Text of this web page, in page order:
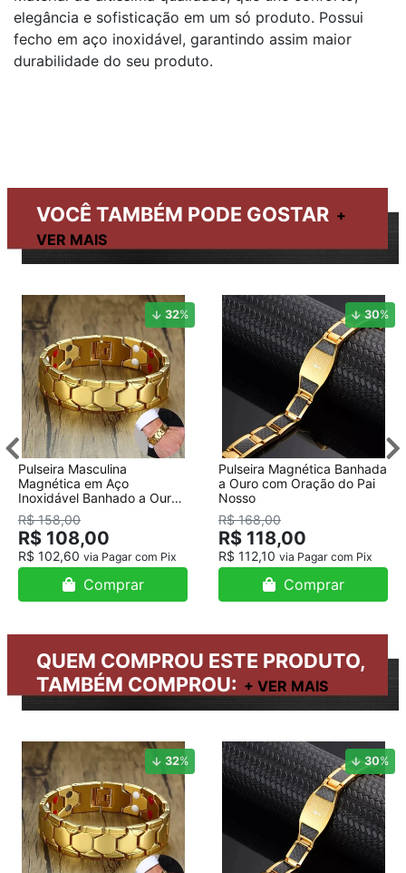
elegância e sofisticação em um só produto. Possui
fecho em aço inoxidável, garantindo assim maior
durabilidade do seu produto.
VOCÊ TAMBÉM PODE GOSTAR
32%
Pulseira Masculina
Magnética em Aço
Inoxidável Banhado a Ouro
18K
R$ 158,00
R$ 108,00
R$ 102,60 via Pagar com Pix
Comprar
30%
Pulseira Magnética Banhada
a Ouro com Oração do Pai
Nosso
R$ 168,00
R$ 118,00
R$ 112,10 via Pagar com Pix
Comprar
QUEM COMPROU ESTE PRODUTO,
TAMBÉM COMPROU:
32% 30%